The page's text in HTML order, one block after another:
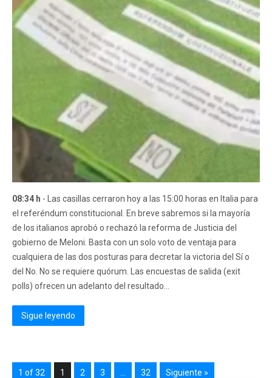
08:34 h - Las casillas cerraron hoy a las 15:00 horas en Italia para
el referéndum constitucional. En breve sabremos si la mayoría
de los italianos aprobó o rechazó la reforma de Justicia del
gobierno de Meloni. Basta con un solo voto de ventaja para
cualquiera de las dos posturas para decretar la victoria del Sí o
del No. No se requiere quórum. Las encuestas de salida (exit
polls) ofrecen un adelanto del resultado...
Sigue leyendo
1 of 32 1 2 3 32 Siguiente »